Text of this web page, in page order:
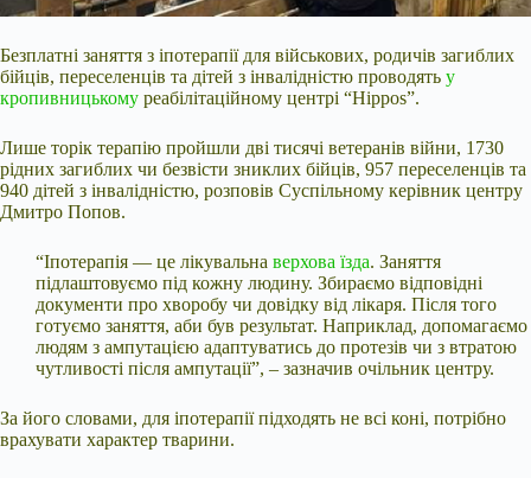
Безплатні заняття з іпотерапії для військових, родичів загиблих
бійців, переселенців та дітей з інвалідністю проводять у
кропивницькому реабілітаційному центрі “Hippos”.
Лише торік терапію пройшли дві тисячі ветеранів війни, 1730
рідних загиблих чи безвісти зниклих бійців, 957 переселенців та
940 дітей з інвалідністю, розповів Суспільному керівник центру
Дмитро Попов.
“Іпотерапія — це лікувальна верхова їзда. Заняття
підлаштовуємо під кожну людину. Збираємо відповідні
документи про хворобу чи довідку від лікаря. Після того
готуємо заняття, аби був результат. Наприклад, допомагаємо
людям з ампутацією адаптуватись до протезів чи з втратою
чутливості після ампутації”, – зазначив очільник центру.
За його словами, для іпотерапії підходять не всі коні, потрібно
врахувати характер тварини.